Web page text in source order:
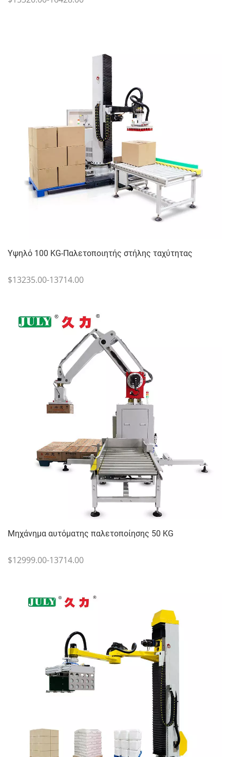
Υψηλό 100 KG-Παλετοποιητής στήλης ταχύτητας
$13235.00-13714.00
Μηχάνημα αυτόματης παλετοποίησης 50 KG
$12999.00-13714.00